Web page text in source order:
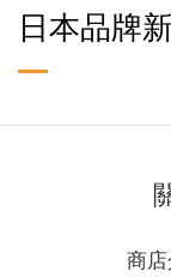
日本品牌
商